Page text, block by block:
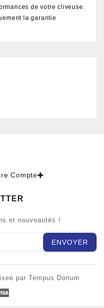
de votre cliveuse.
la garantie
Compte
et nouveautés !
par Tempus Donum